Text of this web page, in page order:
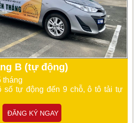
B (tự động)
tháng
số tự động đến 9 chỗ, ô tô tải tự
ĐĂNG KÝ NGAY